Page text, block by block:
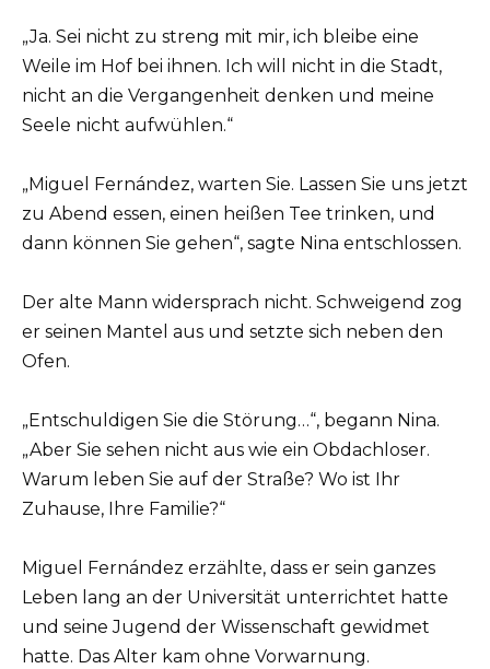
„Ja. Sei nicht zu streng mit mir, ich bleibe eine
Weile im Hof bei ihnen. Ich will nicht in die Stadt,
nicht an die Vergangenheit denken und meine
Seele nicht aufwühlen.“
„Miguel Fernández, warten Sie. Lassen Sie uns jetzt
zu Abend essen, einen heißen Tee trinken, und
dann können Sie gehen“, sagte Nina entschlossen.
Der alte Mann widersprach nicht. Schweigend zog
er seinen Mantel aus und setzte sich neben den
Ofen.
„Entschuldigen Sie die Störung…“, begann Nina.
„Aber Sie sehen nicht aus wie ein Obdachloser.
Warum leben Sie auf der Straße? Wo ist Ihr
Zuhause, Ihre Familie?“
Miguel Fernández erzählte, dass er sein ganzes
Leben lang an der Universität unterrichtet hatte
und seine Jugend der Wissenschaft gewidmet
hatte. Das Alter kam ohne Vorwarnung.